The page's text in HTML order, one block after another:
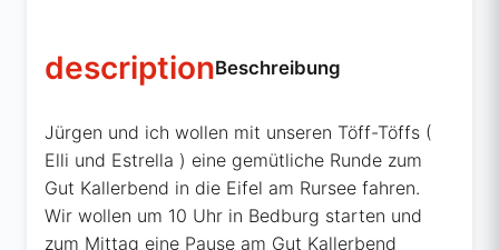
descriptionBeschreibung
Jürgen und ich wollen mit unseren Töff-Töffs (
Elli und Estrella ) eine gemütliche Runde zum
Gut Kallerbend in die Eifel am Rursee fahren.
Wir wollen um 10 Uhr in Bedburg starten und
zum Mittag eine Pause am Gut Kallerbend